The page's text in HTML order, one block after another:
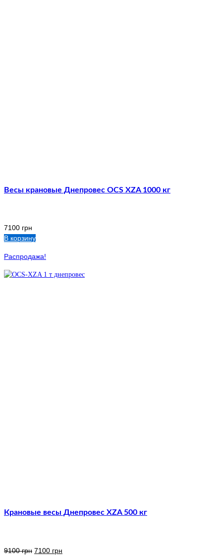
Весы крановые Днепровес OCS XZA 1000 кг
7100 грн
В корзину
Распродажа!
Крановые весы Днепровес XZA 500 кг
9100грн 7100 грн